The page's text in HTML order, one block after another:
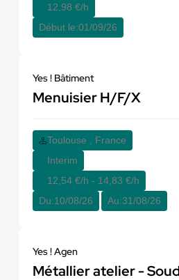
12,98 €/h
Début le:01/09/26
Yes ! Bâtiment
Menuisier H/F/X
Toulouse , France
Interim
12,54 €/h - 14,83 €/h
Du:10/08/26 Au:31/08/26
Yes ! Agen
Métallier atelier -